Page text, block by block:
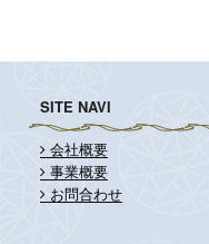
ン
SITE NAVI
会社概要
事業概要
お問合わせ